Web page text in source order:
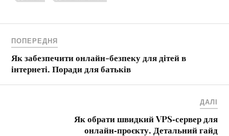
ПОПЕРЕДНЯ
Як забезпечити онлайн-безпеку для дітей в
інтернеті. Поради для батьків
ДАЛІ
Як обрати швидкий VPS‑сервер для
онлайн‑проєкту. Детальний гайд